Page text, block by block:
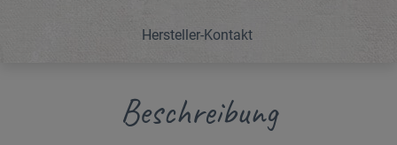
Hersteller-Kontakt
Beschreibung